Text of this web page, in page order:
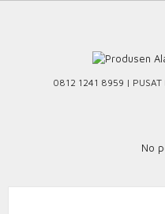
0812 1241 8959 | PUSAT
No